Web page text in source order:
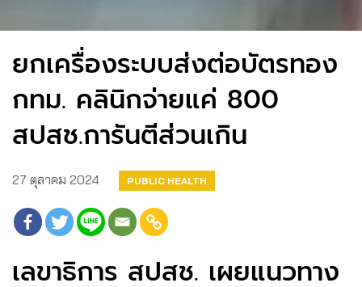
ยกเครื่องระบบส่งต่อบัตรทอง
กทม. คลินิกจ่ายแค่ 800
สปสช.การันตีส่วนเกิน
27 ตุลาคม 2024 PUBLIC HEALTH
เลขาธิการ สปสช. เผยแนวทาง